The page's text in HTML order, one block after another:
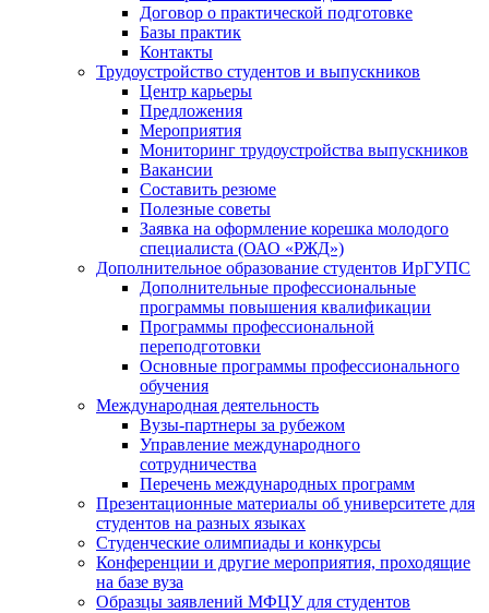
Договор о практической подготовке
Базы практик
Контакты
Трудоустройство студентов и выпускников
Центр карьеры
Предложения
Мероприятия
Мониторинг трудоустройства выпускников
Вакансии
Составить резюме
Полезные советы
Заявка на оформление корешка молодого
специалиста (ОАО «РЖД»)
Дополнительное образование студентов ИрГУПС
Дополнительные профессиональные
программы повышения квалификации
Программы профессиональной
переподготовки
Основные программы профессионального
обучения
Международная деятельность
Вузы-партнеры за рубежом
Управление международного
сотрудничества
Перечень международных программ
Презентационные материалы об университете для
студентов на разных языках
Студенческие олимпиады и конкурсы
Конференции и другие мероприятия, проходящие
на базе вуза
Образцы заявлений МФЦУ для студентов